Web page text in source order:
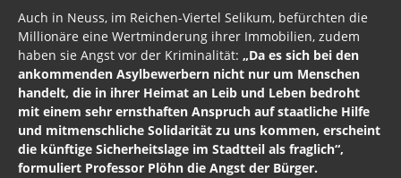
Auch in Neuss, im Reichen-Viertel Selikum, befürchten die
Millionäre eine Wertminderung ihrer Immobilien, zudem
haben sie Angst vor der Kriminalität: „Da es sich bei den
ankommenden Asylbewerbern nicht nur um Menschen
handelt, die in ihrer Heimat an Leib und Leben bedroht
mit einem sehr ernsthaften Anspruch auf staatliche Hilfe
und mitmenschliche Solidarität zu uns kommen, erscheint
die künftige Sicherheitslage im Stadtteil als fraglich“,
formuliert Professor Plöhn die Angst der Bürger.